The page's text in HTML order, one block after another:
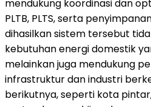
mendukung koordinasi dan
PLTB, PLTS, serta
dihasilkan sistem tersebut
kebutuhan energi domestik
melainkan juga mendukung
infrastruktur dan industri
berikutnya, seperti kota